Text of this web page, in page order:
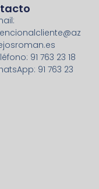
91 763 23 18
91 763 23